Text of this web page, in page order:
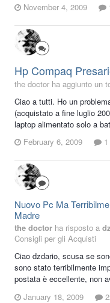
November 4, 2009
Hp Compaq
the doctor ha aggiunto un
Ciao a tutti. Ho un
(acquistato a fine luglio
laptop alimentato solo a
February 6, 2009
Nuovo Pc Ma
Madre
the doctor ha risposto a
Consigli per gli Acquisti
Ciao dzdario, scusa se
sono stato terribilmente
postata è eccellente, non
January 18, 2009